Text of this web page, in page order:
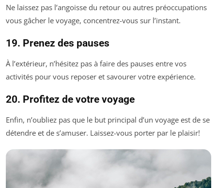
Ne laissez pas l’angoisse du retour ou autres préoccupations
vous gâcher le voyage, concentrez-vous sur l’instant.
19. Prenez des pauses
À l’extérieur, n’hésitez pas à faire des pauses entre vos
activités pour vous reposer et savourer votre expérience.
20. Profitez de votre voyage
Enfin, n’oubliez pas que le but principal d’un voyage est de se
détendre et de s’amuser. Laissez-vous porter par le plaisir!